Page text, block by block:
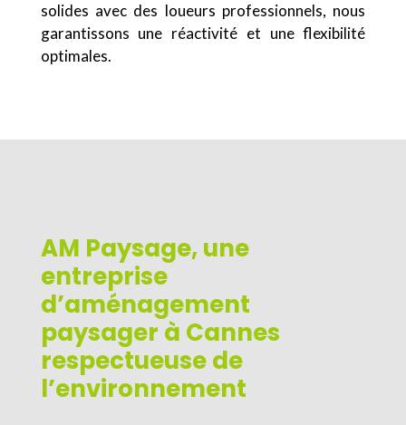
solides avec des loueurs professionnels, nous
garantissons une réactivité et une flexibilité
optimales.
AM Paysage, une
entreprise
d’aménagement
paysager à Cannes
respectueuse de
l’environnement